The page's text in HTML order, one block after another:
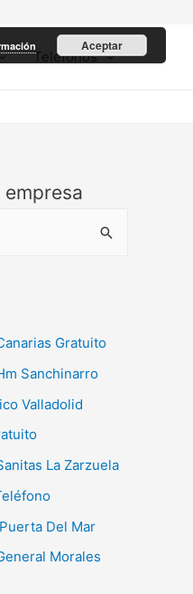
Teléfonos
Gratuito
Sanchinarro
Valladolid
La Zarzuela
Del Mar
Morales
Aceptar